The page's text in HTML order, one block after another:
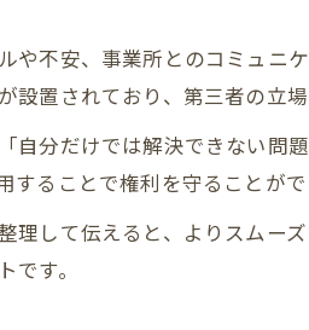
不安、事業所とのコミュニ
置されており、第三者の立
分だけでは解決できない問
ることで権利を守ることがで
して伝えると、よりスムー
す。